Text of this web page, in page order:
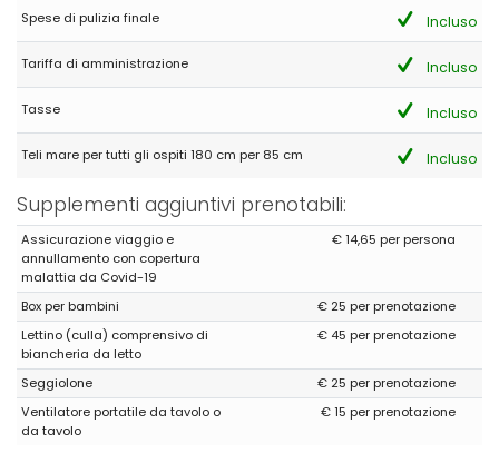
- 8,9
(Testo originale)
(Tradotto da Google)
Spese di pulizia finale Incluso
Tariffa di amministrazione Incluso
Tasse Incluso
Teli mare per tutti gli ospiti 180 cm per 85 cm Incluso
Supplementi aggiuntivi prenotabili:
Assicurazione viaggio e
annullamento con copertura
malattia da Covid-19
€ 14,65 per persona
Box per bambini
€ 25 per prenotazione
Lettino (culla) comprensivo di
biancheria da letto
€ 45 per prenotazione
Seggiolone
€ 25 per prenotazione
Ventilatore portatile da tavolo o
da tavolo
€ 15 per prenotazione